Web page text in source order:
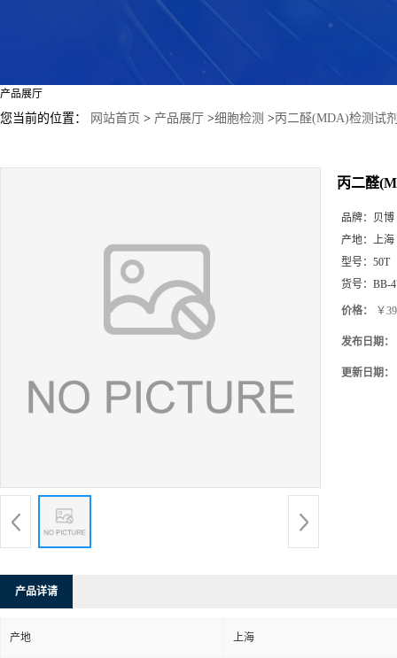
产品展厅
您当前的位置： 网站首页 > 产品展厅 >细胞检测 >丙二醛(MDA)检测试
丙二醛
品牌： 贝博
产地： 上海
型号： 50T
货号： BB-
价格： ￥
发布日期：
更新日期：
产品详请
产地 上海